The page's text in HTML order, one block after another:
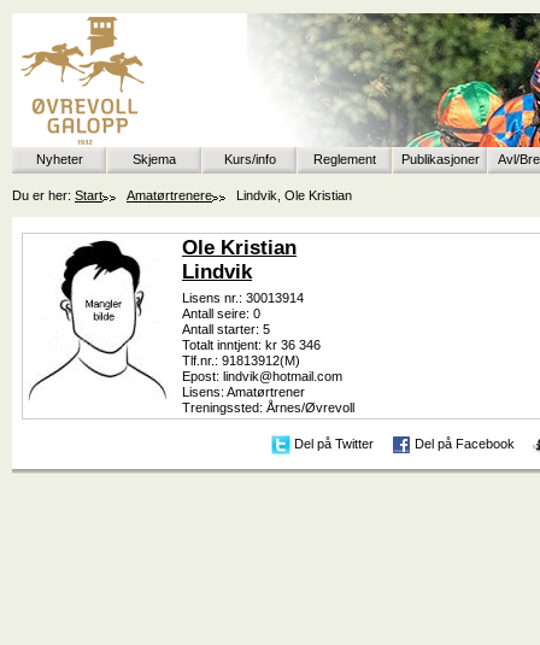
Nyheter Skjema Kurs/info Reglement Publikasjoner Avl/
Du er her: Start Amatørtrenere Lindvik, Ole Kristian
Ole Kristian
Lindvik
Lisens nr.: 30013914
Antall seire: 0
Antall starter: 5
Totalt inntjent: kr 36 346
Tlf.nr.: 91813912(M)
Epost: lindvik@hotmail.com
Lisens: Amatørtrener
Treningssted: Årnes/Øvrevoll
Del på Twitter Del på Facebook